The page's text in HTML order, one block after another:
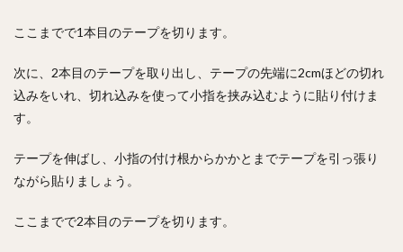
ここまでで1本目のテープを切ります。
次に、2本目のテープを取り出し、テープの先端に2cmほどの切れ
込みをいれ、切れ込みを使って小指を挟み込むように貼り付けま
す。
テープを伸ばし、小指の付け根からかかとまでテープを引っ張り
ながら貼りましょう。
ここまでで2本目のテープを切ります。